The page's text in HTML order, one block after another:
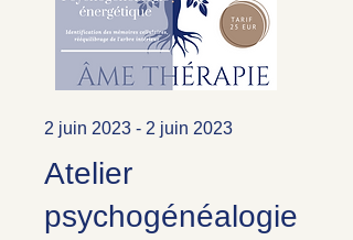
Atelier
psychogénéalogie
2 juin 2023 - 2 juin 2023